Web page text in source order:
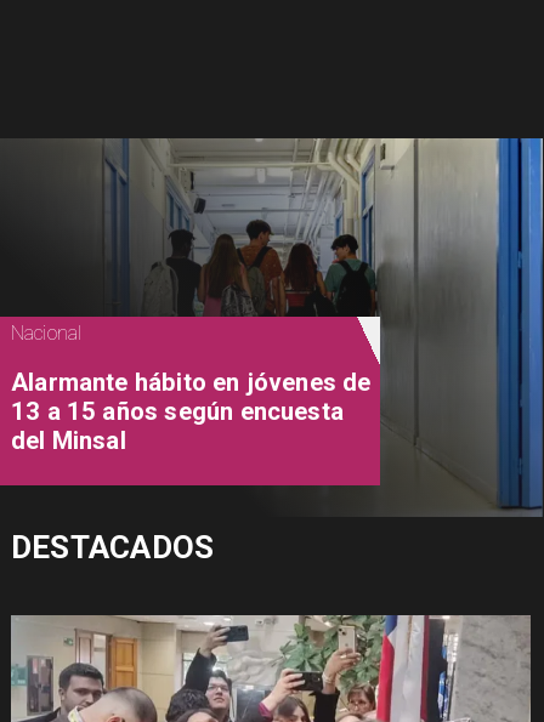
Nacional
Alarmante hábito en jóvenes de
13 a 15 años según encuesta
del Minsal
DESTACADOS